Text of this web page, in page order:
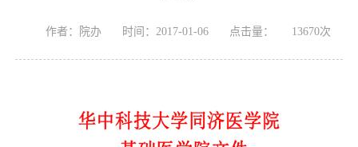
作者：院办 时间：2017-01-06 点击量： 13670次